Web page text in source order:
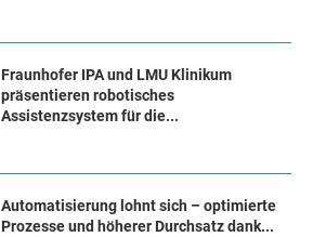
Fraunhofer IPA und LMU Klinikum
präsentieren robotisches
Assistenzsystem für die...
Automatisierung lohnt sich – optimierte
Prozesse und höherer Durchsatz dank...